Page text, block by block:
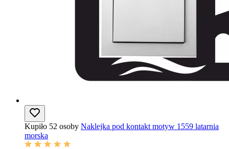
Kupiło 52 osoby Naklejka pod kontakt motyw 1559 latarnia
morska